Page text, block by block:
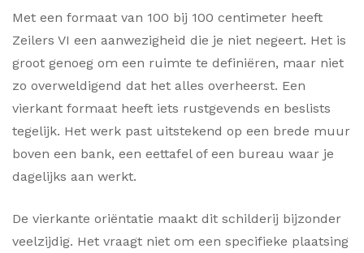
Met een formaat van 100 bij 100 centimeter heeft
Zeilers VI een aanwezigheid die je niet negeert. Het is
groot genoeg om een ruimte te definiëren, maar niet
zo overweldigend dat het alles overheerst. Een
vierkant formaat heeft iets rustgevends en beslists
tegelijk. Het werk past uitstekend op een brede muur
boven een bank, een eettafel of een bureau waar je
dagelijks aan werkt.
De vierkante oriëntatie maakt dit schilderij bijzonder
veelzijdig. Het vraagt niet om een specifieke plaatsing